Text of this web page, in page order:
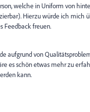
welche in Uniform von
Hierzu würde ich mich
Feedback freuen.
aufgrund von
es schön etwas mehr zu
kann.